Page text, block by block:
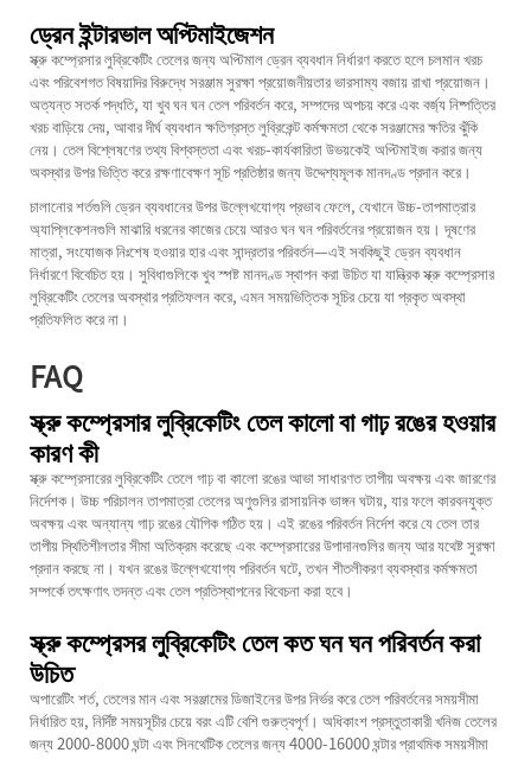
ড্রেন ইন্টারভাল অপ্টিমাইজেশন
স্ক্রু কম্প্রেসার লুব্রিকেটিং তেলের জন্য অপ্টিমাল ড্রেন ব্যবধান নির্ধারণ করতে হলে চলমান খরচ
এবং পরিবেশগত বিষয়াদির বিরুদ্ধে সরঞ্জাম সুরক্ষা প্রয়োজনীয়তার ভারসাম্য বজায় রাখা প্রয়োজন।
অত্যন্ত সতর্ক পদ্ধতি, যা খুব ঘন ঘন তেল পরিবর্তন করে, সম্পদের অপচয় করে এবং বর্জ্য নিষ্পত্তির
খরচ বাড়িয়ে দেয়, আবার দীর্ঘ ব্যবধান ক্ষতিগ্রস্ত লুব্রিকেন্ট কর্মক্ষমতা থেকে সরঞ্জামের ক্ষতির ঝুঁকি
নেয়। তেল বিশ্লেষণের তথ্য বিশ্বস্ততা এবং খরচ-কার্যকারিতা উভয়কেই অপ্টিমাইজ করার জন্য
অবস্থার উপর ভিত্তি করে রক্ষণাবেক্ষণ সূচি প্রতিষ্ঠার জন্য উদ্দেশ্যমূলক মানদণ্ড প্রদান করে।
চালানোর শর্তগুলি ড্রেন ব্যবধানের উপর উল্লেখযোগ্য প্রভাব ফেলে, যেখানে উচ্চ-তাপমাত্রার
অ্যাপ্লিকেশনগুলি মাঝারি ধরনের কাজের চেয়ে আরও ঘন ঘন পরিবর্তনের প্রয়োজন হয়। দূষণের
মাত্রা, সংযোজক নিঃশেষ হওয়ার হার এবং সান্দ্রতার পরিবর্তন—এই সবকিছুই ড্রেন ব্যবধান
নির্ধারণে বিবেচিত হয়। সুবিধাগুলিকে খুব স্পষ্ট মানদণ্ড স্থাপন করা উচিত যা যান্ত্রিক স্ক্রু কম্প্রেসার
লুব্রিকেটিং তেলের অবস্থার প্রতিফলন করে, এমন সময়ভিত্তিক সূচির চেয়ে যা প্রকৃত অবস্থা
প্রতিফলিত করে না।
FAQ
স্ক্রু কম্প্রেসার লুব্রিকেটিং তেল কালো বা গাঢ় রঙের হওয়ার
কারণ কী
স্ক্রু কম্প্রেসারের লুব্রিকেটিং তেলে গাঢ় বা কালো রঙের আভা সাধারণত তাপীয় অবক্ষয় এবং জারণের
নির্দেশক। উচ্চ পরিচালন তাপমাত্রা তেলের অণুগুলির রাসায়নিক ভাঙ্গন ঘটায়, যার ফলে কারবনযুক্ত
অবক্ষয় এবং অন্যান্য গাঢ় রঙের যৌগিক গঠিত হয়। এই রঙের পরিবর্তন নির্দেশ করে যে তেল তার
তাপীয় স্থিতিশীলতার সীমা অতিক্রম করেছে এবং কম্প্রেসারের উপাদানগুলির জন্য আর যথেষ্ট সুরক্ষা
প্রদান করছে না। যখন রঙের উল্লেখযোগ্য পরিবর্তন ঘটে, তখন শীতলীকরণ ব্যবস্থার কর্মক্ষমতা
সম্পর্কে তৎক্ষণাৎ তদন্ত এবং তেল প্রতিস্থাপনের বিবেচনা করা হবে।
স্ক্রু কম্প্রেসর লুব্রিকেটিং তেল কত ঘন ঘন পরিবর্তন করা
উচিত
অপারেটিং শর্ত, তেলের মান এবং সরঞ্জামের ডিজাইনের উপর নির্ভর করে তেল পরিবর্তনের সময়সীমা
নির্ধারিত হয়, নির্দিষ্ট সময়সূচীর চেয়ে বরং এটি বেশি গুরুত্বপূর্ণ। অধিকাংশ প্রস্তুতাকারী খনিজ তেলের
জন্য 2000-8000 ঘন্টা এবং সিনথেটিক তেলের জন্য 4000-16000 ঘন্টার প্রাথমিক সময়সীমা